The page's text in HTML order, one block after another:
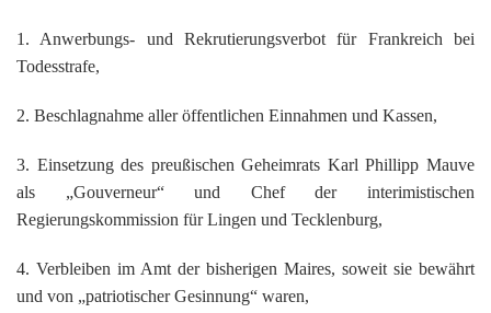
1. Anwerbungs- und Rekrutierungsverbot für Frankreich bei
Todesstrafe,
2. Beschlagnahme aller öffentlichen Einnahmen und Kassen,
3. Einsetzung des preußischen Geheimrats Karl Phillipp Mauve
als „Gouverneur“ und Chef der interimistischen
Regierungskommission für Lingen und Tecklenburg,
4. Verbleiben im Amt der bisherigen Maires, soweit sie bewährt
und von „patriotischer Gesinnung“ waren,